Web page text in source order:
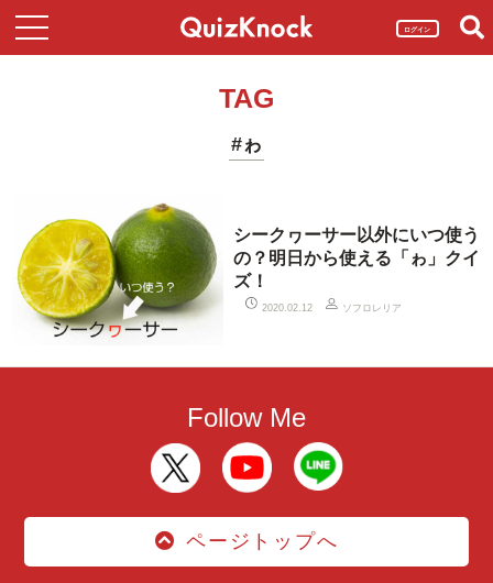
ログイン
TAG
#ゎ
シークヮーサー以外にいつ使う
の？明日から使える「ゎ」クイ
ズ！
2020.02.12 ソフロレリア
Follow Me
ページトップへ